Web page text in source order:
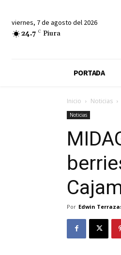
viernes, 7 de agosto del 2026
24.7 C Piura
PORTADA
Inicio Noticias
Noticias
Por Edwin